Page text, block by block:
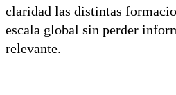
claridad las distintas
escala global sin perder
relevante.